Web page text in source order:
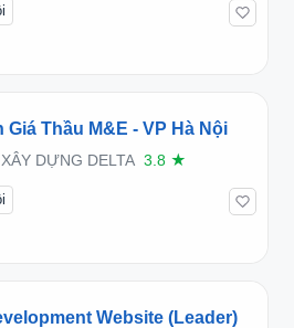
Giá Thầu M&E - VP Hà Nội
DỰNG DELTA 3.8 ★
Website (Leader)